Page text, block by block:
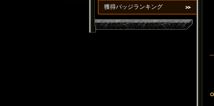
獲得バッジランキング